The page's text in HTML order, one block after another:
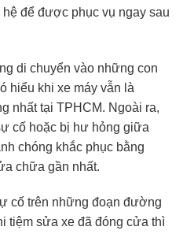
để được phục vụ ngay sau
di chuyển vào những con
hiểu khi xe máy vẫn là
nhất tại TPHCM. Ngoài ra,
cố hoặc bị hư hỏng giữa
chóng khắc phục bằng
chữa gần nhất.
cố trên những đoạn đường
tiệm sửa xe đã đóng cửa thì